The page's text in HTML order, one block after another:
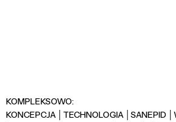
KOMPLEKSOWO:
KONCEPCJA │TECHNOLOGIA │SANEPID